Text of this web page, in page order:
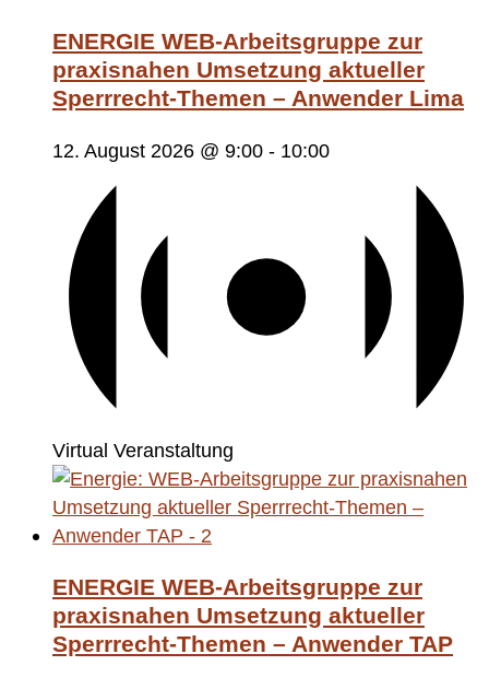
ENERGIE WEB-Arbeitsgruppe zur
praxisnahen Umsetzung aktueller
Sperrrecht-Themen – Anwender Lima
12. August 2026 @ 9:00 - 10:00
Virtual Veranstaltung
ENERGIE WEB-Arbeitsgruppe zur
praxisnahen Umsetzung aktueller
Sperrrecht-Themen – Anwender TAP